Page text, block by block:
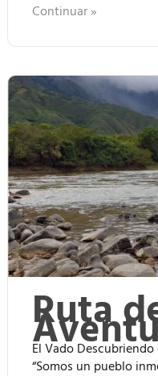
Continuar »
Ruta
El Vado
“Somos un pueblo